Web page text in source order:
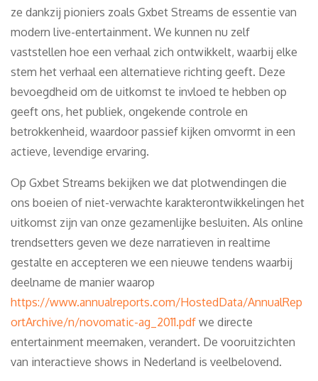
ze dankzij pioniers zoals Gxbet Streams de essentie van
modern live-entertainment. We kunnen nu zelf
vaststellen hoe een verhaal zich ontwikkelt, waarbij elke
stem het verhaal een alternatieve richting geeft. Deze
bevoegdheid om de uitkomst te invloed te hebben op
geeft ons, het publiek, ongekende controle en
betrokkenheid, waardoor passief kijken omvormt in een
actieve, levendige ervaring.
Op Gxbet Streams bekijken we dat plotwendingen die
ons boeien of niet-verwachte karakterontwikkelingen het
uitkomst zijn van onze gezamenlijke besluiten. Als online
trendsetters geven we deze narratieven in realtime
gestalte en accepteren we een nieuwe tendens waarbij
deelname de manier waarop
https://www.annualreports.com/HostedData/AnnualRep
ortArchive/n/novomatic-ag_2011.pdf we directe
entertainment meemaken, verandert. De vooruitzichten
van interactieve shows in Nederland is veelbelovend.